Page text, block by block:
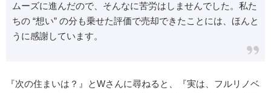
ムーズに進んだので、そんなに苦労はしませんでした。私た
ちの “想い” の分も乗せた評価で売却できたことには、ほんと
うに感謝しています。
『次の住まいは？』とWさんに尋ねると、『実は、フルリノベ